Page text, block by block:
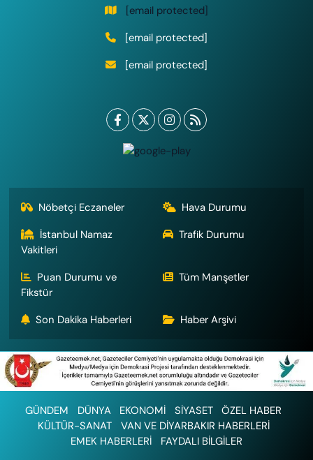
[email protected]
[email protected]
[email protected]
Nöbetçi Eczaneler
Hava Durumu
İstanbul Namaz
Vakitleri
Trafik Durumu
Puan Durumu ve
Fikstür
Tüm Manşetler
Son Dakika Haberleri Haber Arşivi
GÜNDEM DÜNYA EKONOMİ SİYASET
ÖZEL HABER
KÜLTÜR-SANAT
VAN VE DİYARBAKIR HABERLERİ
EMEK HABERLERİ
FAYDALI BİLGİLER